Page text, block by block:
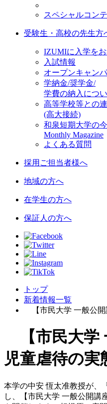
スペシャルコン
受験生・高校の先生方
IZUMIに入学を
入試情報
オープンキャン
学納金/奨学金/
学費の納入につ
高等学校等との
(高大接続)
和泉短期大学の今
Monthly Magazine
よくある質問
採用ご担当者様へ
地域の方へ
在学生の方へ
保証人の方へ
トップ
新着情報一覧
【市民大学 一般公開
【市民大学
児童虐待の実
本学の中安 恆太准教授が、
し、【市民大学 一般公開講